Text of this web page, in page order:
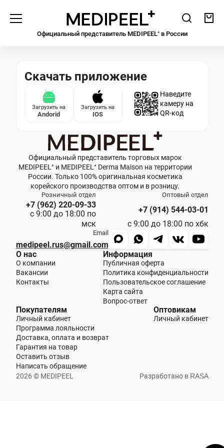
Medipeel Поиск
Официальный представитель MEDIPEEL⁺ в Росcии
ЭТАП 01
Гидрофильные масла
Мицеллярная вода
ЭТАП 02
Тонеры, ПЭДы
Мисты
ЭТАП 03
Бустеры
Сыворотки
Эмульсии
Эссенции
ЭТАП 04
Кремы для лица
Уход для зоны вокруг глаз
Уход за шеей и декольте
ЭТАП 05
Скачать приложение
Загрузить на
Andorid
Загрузить на
IOS
Наведите
камеру на
QR-код
Официальный представитель торговых марок
MEDIPEEL⁺ и MEDIPEEL⁺ Derma Maison на территории
России. Только 100% оригинальная косметика
корейского производства оптом и в розницу.
Розничный отдел
+7 (962) 220-09-33
с 9:00 до 18:00 по
мск
Оптовый отдел
+7 (914) 544-03-01
с 9:00 до 18:00 по хбк
Email
medipeel.rus@gmail.com
О нас
О компании
Вакансии
Контакты
Информация
Публичная оферта
Политика конфиденциальности
Пользовательское соглашение
Карта сайта
Вопрос-ответ
Покупателям
Личный кабинет
Программа лояльности
Доставка, оплата и возврат
Гарантия на товар
Оставить отзыв
Написать обращение
Оптовикам
Личный кабинет
2026 © MEDIPEEL Разработано в RASA